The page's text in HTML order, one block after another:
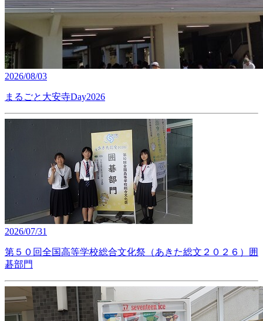
2026/08/03
まるごと大安寺Day2026
2026/07/31
第５０回全国高等学校総合文化祭（あきた総文２０２６）囲
碁部門